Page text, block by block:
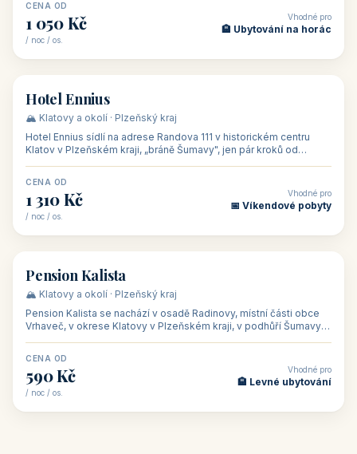
CENA OD
1 050 Kč
/ noc / os.
Vhodné pro
🏨 Ubytování na horác
🏨 hotel
Hotel Ennius
🏔️ Klatovy a okolí · Plzeňský kraj
Hotel Ennius sídlí na adrese Randova 111 v historickém centru
Klatov v Plzeňském kraji, „bráně Šumavy", jen pár kroků od
CENA OD
1 310 Kč
/ noc / os.
Vhodné pro
📅 Víkendové pobyty
🏡 penzion
Pension Kalista
🏔️ Klatovy a okolí · Plzeňský kraj
Pension Kalista se nachází v osadě Radinovy, místní části obce
Vrhaveč, v okrese Klatovy v Plzeňském kraji, v podhůří Šumavy
CENA OD
590 Kč
/ noc / os.
Vhodné pro
🏨 Levné ubytování